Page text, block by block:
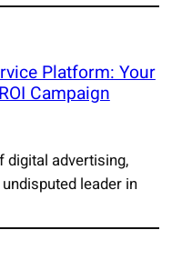
Platform: Your
Campaign
digital advertising,
leader in